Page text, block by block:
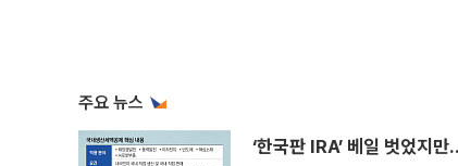
주요 뉴스
‘한국판 IRA’ 베일 벗었지